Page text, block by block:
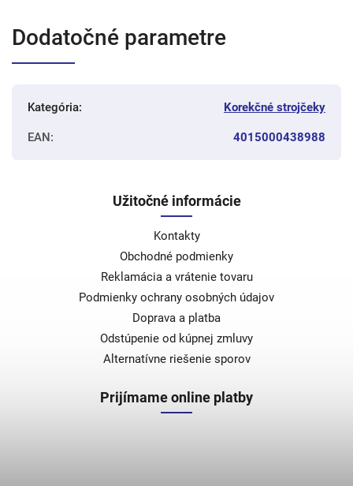
Dodatočné parametre
Kategória: Korekčné strojčeky
EAN: 4015000438988
Užitočné informácie
Kontakty
Obchodné podmienky
Reklamácia a vrátenie tovaru
Podmienky ochrany osobných údajov
Doprava a platba
Odstúpenie od kúpnej zmluvy
Alternatívne riešenie sporov
Prijímame online platby